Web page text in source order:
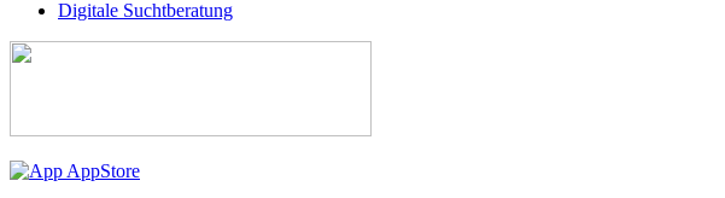
Digitale Suchtberatung